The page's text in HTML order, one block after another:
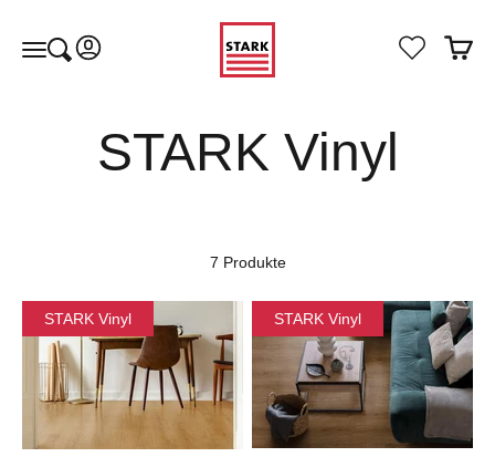
Navigationsmenü öffnen
Suche öffnen
Kundenkontoseite öffnen
7 Produkte
STARK Vinyl STARK Vinyl